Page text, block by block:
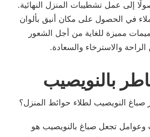
إلى عمل تشطيبات المنزل النهائية.
في الحصول على مكان أنيق بألوان
مميزة للغاية من أجل الشعور
الراحة والاسترخاء والسعادة.
بالنويصيب
صباغ النويصيب لطلاء حوائط المنزل؟
وعوامل تجعل صباغ بالنويصيب هو